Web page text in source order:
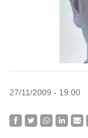
27/11/2009 - 19:00